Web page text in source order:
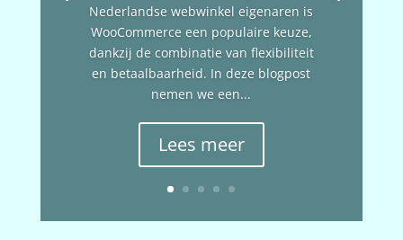
Nederlandse webwinkel eigenaren is
WooCommerce een populaire keuze,
dankzij de combinatie van flexibiliteit
en betaalbaarheid. In deze blogpost
nemen we een...
Lees meer